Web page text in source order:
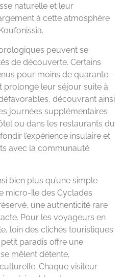
naturelle et leur
à cette atmosphère
peuvent se
de découverte. Certains
pour moins de quarante-
prolongé leur séjour suite à
découvrant ainsi
journées supplémentaires
ou dans les restaurants du
l’expérience insulaire et
avec la communauté
bien plus qu’une simple
micro-île des Cyclades
une authenticité rare
Pour les voyageurs en
loin des clichés touristiques
paradis offre une
mêlent détente,
Chaque visiteur